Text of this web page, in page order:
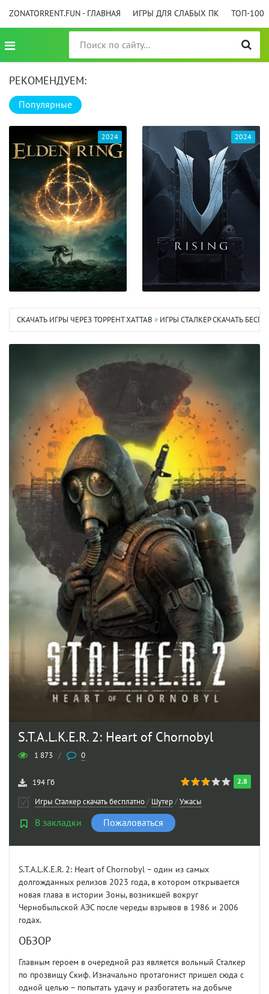
ZONATORRENT.FUN - ГЛАВНАЯ ИГРЫ ДЛЯ СЛАБЫХ ПК ТОП-100
РЕКОМЕНДУЕМ:
Популярные
2024 2024
СКАЧАТЬ ИГРЫ ЧЕРЕЗ ТОРРЕНТ XATTAB » ИГРЫ СТАЛКЕР СКАЧАТЬ
S.T.A.L.K.E.R. 2: Heart of Chornobyl
1 873 / 0
2.8
194 Гб
Игры Сталкер скачать бесплатно/ Шутер/Ужасы
В закладки Пожаловаться
S.T.A.L.K.E.R. 2: Heart of Chornobyl – один из самых
долгожданных релизов 2023 года, в котором открывается
новая глава в истории Зоны, возникшей вокруг
Чернобыльской АЭС после череды взрывов в 1986 и 2006
годах.
ОБЗОР
Главным героем в очередной раз является вольный Сталкер
по прозвищу Скиф. Изначально протагонист пришел сюда с
одной целью – попытать удачу и разбогатеть на добыче